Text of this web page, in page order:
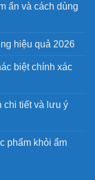
ẩn và cách dùng
hiệu quả 2026
biệt chính xác
chi tiết và lưu ý
phẩm khỏi ẩm